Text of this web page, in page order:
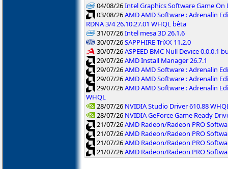
04/08/26Intel Graphics Software Game On
03/08/26AMD AMD Software : Adrenalin
RDNA 3/4 26.10.27.01 WHQL bêta
31/07/26Intel mesa 3D 26.1.6
30/07/26SAPPHIRE TriXX 11.2.0
30/07/26ASPEED BMC Null Device 0.0.0.1
29/07/26AMD Install Manager 26.7.1
29/07/26AMD AMD Software : Adrenalin
29/07/26AMD AMD Software : Adrenalin
29/07/26AMD AMD Software : Adrenalin
WHQL
28/07/26 NVIDIA Studio Driver 610.88
28/07/26 NVIDIA GeForce Game Ready
21/07/26AMD Radeon/Radeon PRO
21/07/26AMD Radeon/Radeon PRO
21/07/26AMD Radeon/Radeon PRO
21/07/26AMD Radeon/Radeon PRO